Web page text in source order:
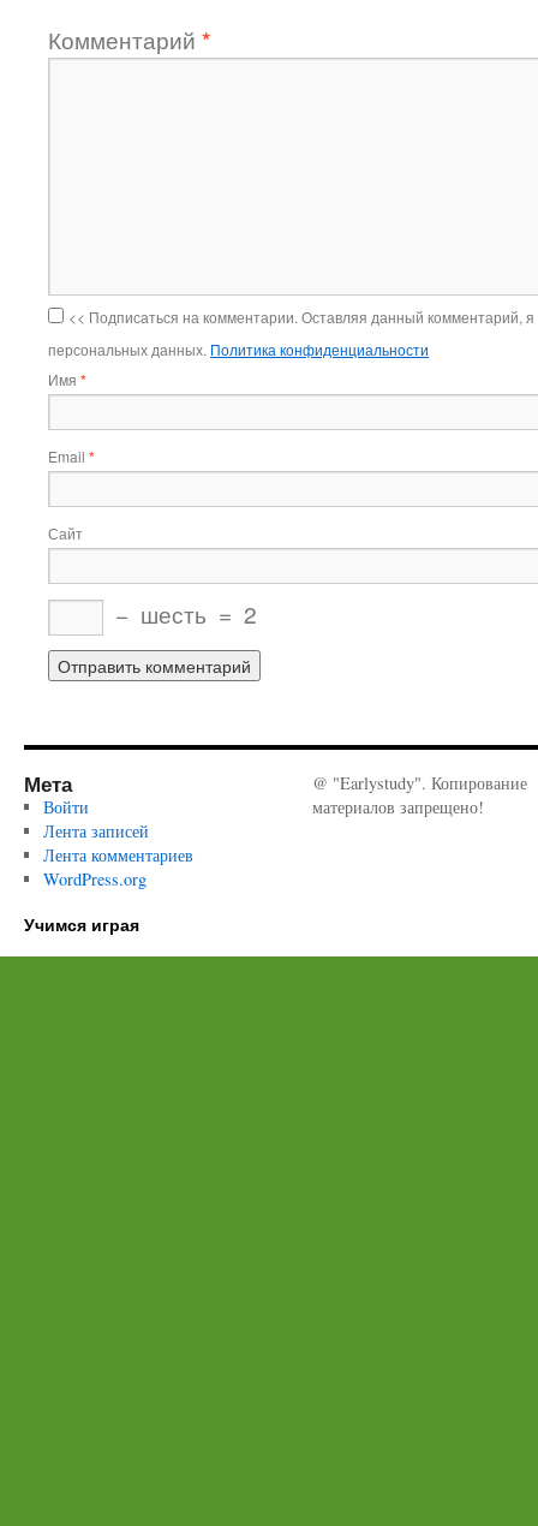
Комментарий *
<< Подписаться на комментарии. Оставляя данный комментарий,
персональных данных. Политика конфиденциальности
Имя *
Email *
Сайт
− шесть = 2
Мета
Войти
Лента записей
Лента комментариев
WordPress.org
@ "Earlystudy". Копирование
материалов запрещено!
Учимся играя